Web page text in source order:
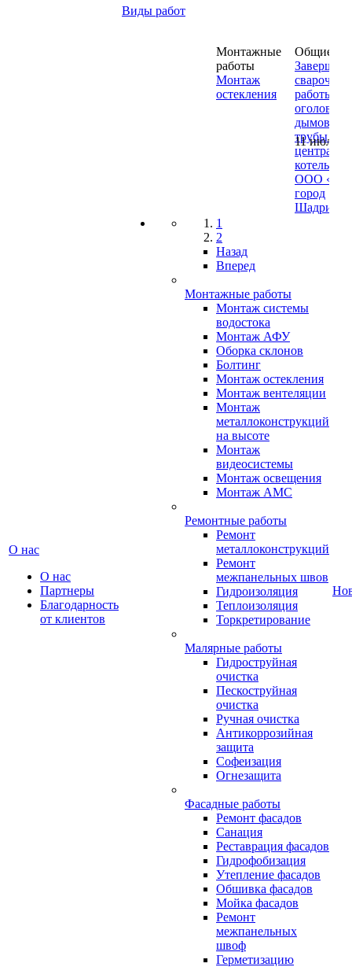
О нас
О нас
Партнеры
Благодарность
от клиентов
Виды работ
Монтажные
работы
Монтаж
остекления
Общие
сварочные
работы на
оголовке
дымовой
трубы H
котельной
ООО
город
Шадринск
11 июля
1
2
Назад
Вперед
Монтажные работы
Монтаж системы
водостока
Монтаж АФУ
Оборка склонов
Болтинг
Монтаж остекления
Монтаж вентеляции
Монтаж
металлоконструкций
на высоте
Монтаж
видеосистемы
Монтаж освещения
Монтаж АМС
Ремонтные работы
Ремонт
металлоконструкций
Ремонт
межпанельных швов
Гидроизоляция
Теплоизоляция
Торкретирование
Малярные работы
Гидроструйная
очистка
Пескоструйная
очистка
Ручная очистка
Антикоррозийная
защита
Софеизация
Огнезащита
Фасадные работы
Ремонт фасадов
Санация
Реставрация фасадов
Гидрофобизация
Утепление фасадов
Обшивка фасадов
Мойка фасадов
Ремонт
межпанельных
швоф
Герметизацию